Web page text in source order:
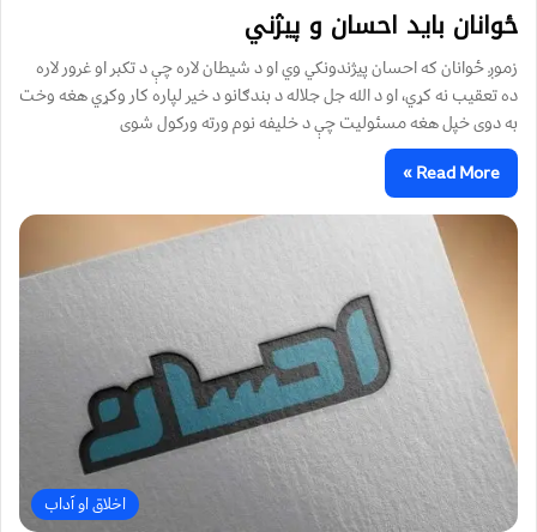
ځوانان بايد احسان و پيژني
زموږ ځوانان که احسان پيژندونکي وي او د شيطان لاره چې د تکبر او غرور لاره
ده تعقيب نه کړي، او د الله جل جلاله د بندګانو د خير لپاره کار وکړي هغه وخت
به دوى خپل هغه مسئوليت چې د خليفه نوم ورته ورکول شوى
Read More »
اخلاق او آداب